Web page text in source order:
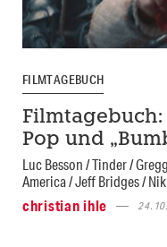
FILMTAGEBUCH
Filmtagebuch:
Pop und
Luc Besson / Tinder /
America / Jeff Bridges /
christian ihle